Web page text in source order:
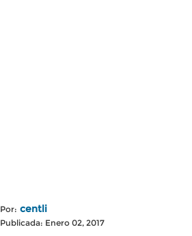
Por: centli
Publicada: Enero 02, 2017